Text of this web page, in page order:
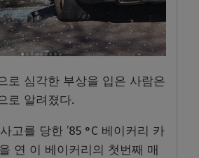
로 심각한 부상을 입은 사람은
로 알려졌다.
고를 당한 ’85 °C 베이커리 카
연 이 베이커리의 첫번째 매